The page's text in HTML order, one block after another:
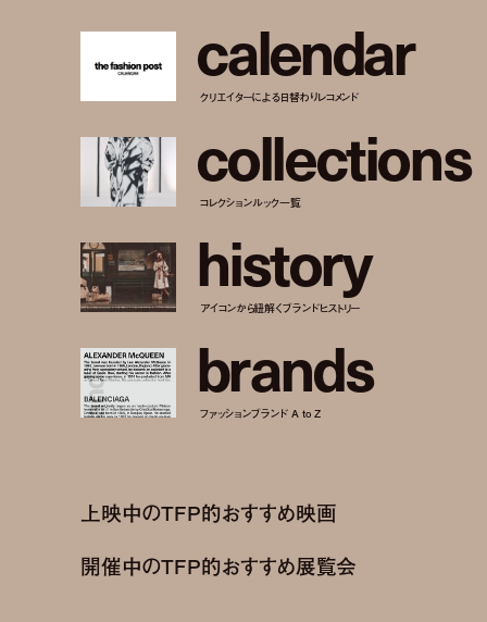
calendar
クリエイターによる日替わりレコメンド
collections
コレクションルック一覧
history
アイコンから紐解くブランドヒストリー
brands
ファッションブランド A to Z
上映中のTFP的おすすめ映画
開催中のTFP的おすすめ展覧会